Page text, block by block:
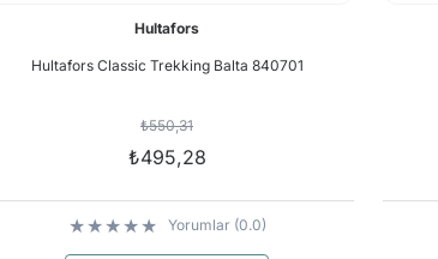
Hultafors
Hultafors Classic Trekking Balta 840701
₺550,31
₺495,28
Yorumlar (0.0)